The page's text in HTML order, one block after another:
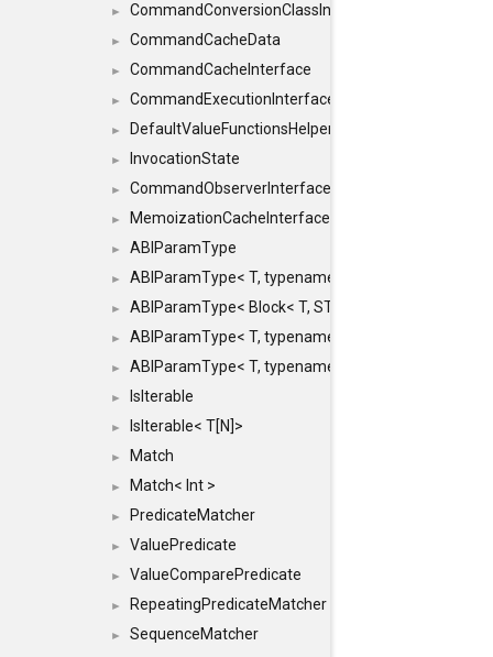
► CommandConversionClassInterface
► CommandCacheData
► CommandCacheInterface
► CommandExecutionInterface
► DefaultValueFunctionsHelper< const Result<
► InvocationState
► CommandObserverInterface
► MemoizationCacheInterface
► ABIParamType
► ABIParamType< T, typename std::enable_if<
► ABIParamType< Block< T, STRIDED, MOVE > >
► ABIParamType< T, typename std::enable_if<
► ABIParamType< T, typename std::enable_if<
► IsIterable
► IsIterable< T[N]>
► Match
► Match< Int >
► PredicateMatcher
► ValuePredicate
► ValueComparePredicate
► RepeatingPredicateMatcher
►
SequenceMatcher